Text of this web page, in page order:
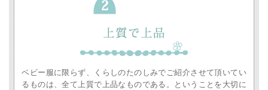
ベビー服に限らず、くらしのたのしみでご紹介させて頂いてい
るものは、全て上質で上品なものである。ということを大切に